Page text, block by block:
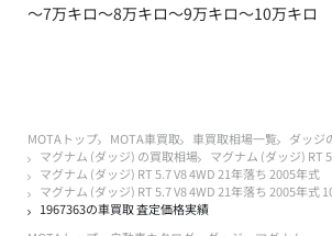
～7万キロ～8万キロ～9万キロ～10万キロ
MOTAトップ MOTA車買取 車買取相場一覧
ダッジ
マグナム (ダッジ) の買取相場
マグナム (ダッジ) RT
マグナム (ダッジ) RT 5.7 V8 4WD 21年落ち 2005年式
マグナム (ダッジ) RT 5.7 V8 4WD 21年落ち 2005年式
1967363の車買取 査定価格実績